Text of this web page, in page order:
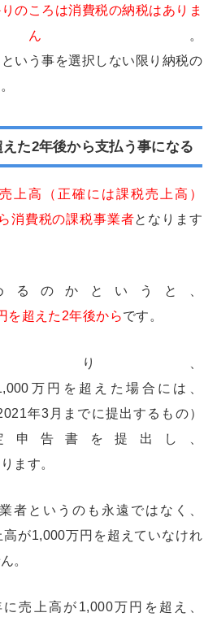
のころは消費税の納税はありま
ん
。
いう事を選択しない限り納税の
た2年後から支払う事になる
売上高（正確には課税売上高）
消費税の課税事業者となります
るのかというと、
を超えた2年後からです。
り、
万円を超えた場合には、
年3月までに提出するもの）
申告書を提出し、
ます。
者というのも永遠ではなく、
が1,000万円を超えていなけれ
。
売上高が1,000万円を超え、